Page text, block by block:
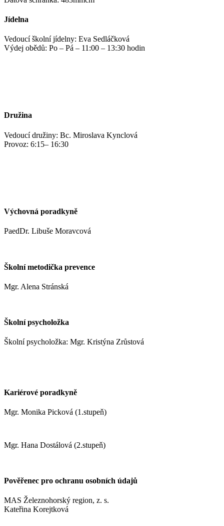
Jídelna
Vedoucí školní jídelny: Eva Sedláčková
Výdej obědů: Po – Pá – 11:00 – 13:30 hodin
Družina
Vedoucí družiny: Bc. Miroslava Kynclová
Provoz: 6:15– 16:30
Výchovná poradkyně
PaedDr. Libuše Moravcová
Školní metodička prevence
Mgr. Alena Stránská
Školní psycholožka
Školní psycholožka: Mgr. Kristýna Zrůstová
Kariérové poradkyně
Mgr. Monika Picková (1.stupeň)
Mgr. Hana Dostálová (2.stupeň)
Pověřenec pro ochranu osobních údajů
MAS Železnohorský region, z. s.
Kateřina Korejtková